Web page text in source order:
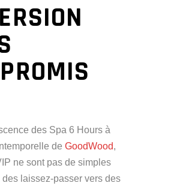
des Spa 6 Hours à
de GoodWood,
ne sont pas de simples
des laissez-passer vers des